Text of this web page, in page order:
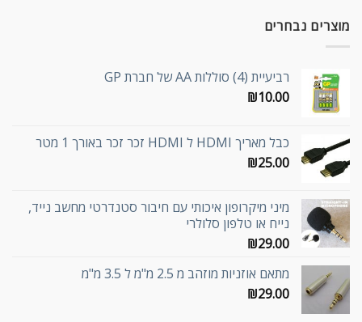
מוצרים נבחרים
רביעיית (4) סוללות AA של חברת GP
₪10.00
כבל מאריך HDMI ל HDMI זכר זכר באורך 1 מטר
₪25.00
מיני מיקרופון איכותי עם חיבור סטנדרטי מחשב נייד,
נייח או טלפון סלולרי
₪29.00
מתאם אוזניות מוזהב מ 2.5 מ"מ ל 3.5 מ"מ
₪29.00